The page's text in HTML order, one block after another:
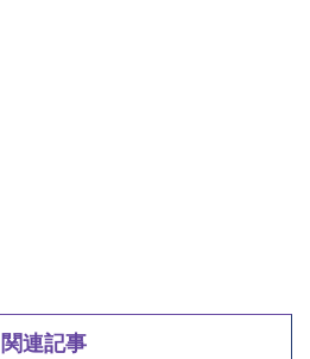
関連記事